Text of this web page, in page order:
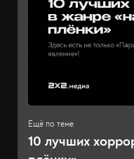
10 лучших